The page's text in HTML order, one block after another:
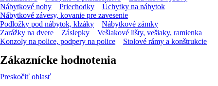
Nábytkové nohy
Priechodky
Úchytky na nábytok
Nábytkové závesy, kovanie pre zavesenie
Podložky pod nábytok, klzáky
Nábytkové zámky
Zarážky na dvere
Záslepky
Vešiakové lišty, vešiaky, ramienka
Konzoly na police, podpery na police
Stolové rámy a konštrukcie
Zákaznícke hodnotenia
Preskočiť oblasť